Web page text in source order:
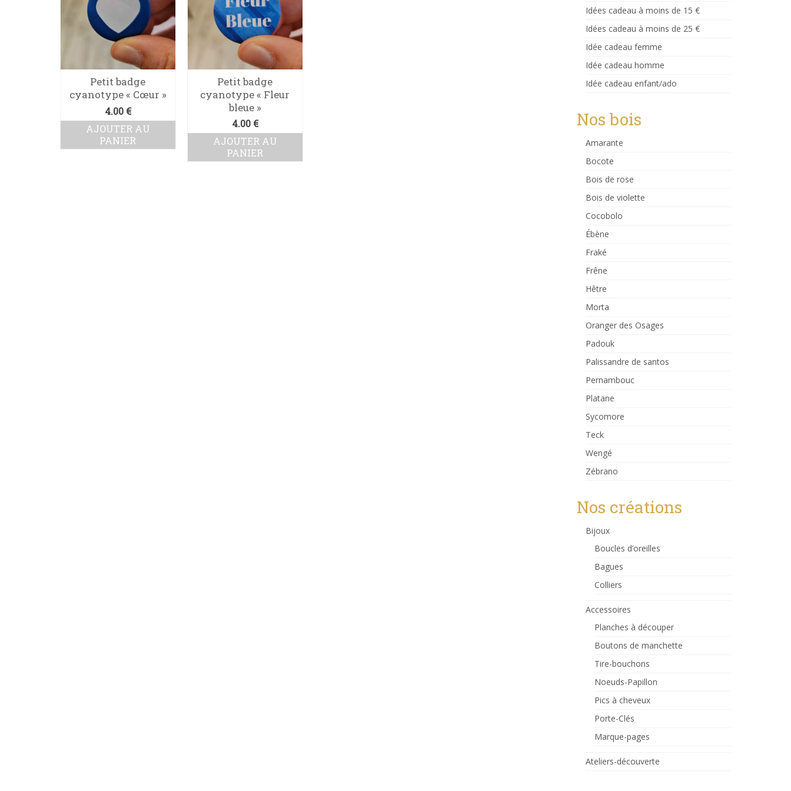
Petit badge
cyanotype « Cœur »
4.00 €
AJOUTER AU
PANIER
Petit badge
cyanotype « Fleur
bleue »
4.00 €
AJOUTER AU
PANIER
Idées cadeau à moins de 15 €
Idées cadeau à moins de 25 €
Idée cadeau femme
Idée cadeau homme
Idée cadeau enfant/ado
Nos bois
Amarante
Bocote
Bois de rose
Bois de violette
Cocobolo
Ébène
Fraké
Frêne
Hêtre
Morta
Oranger des Osages
Padouk
Palissandre de santos
Pernambouc
Platane
Sycomore
Teck
Wengé
Zébrano
Nos créations
Bijoux
Boucles d’oreilles
Bagues
Colliers
Accessoires
Planches à découper
Boutons de manchette
Tire-bouchons
Noeuds-Papillon
Pics à cheveux
Porte-Clés
Marque-pages
Ateliers-découverte